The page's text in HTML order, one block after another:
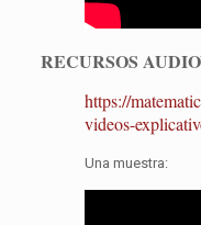
RECURSOS
https://
videos-
Una muestra: